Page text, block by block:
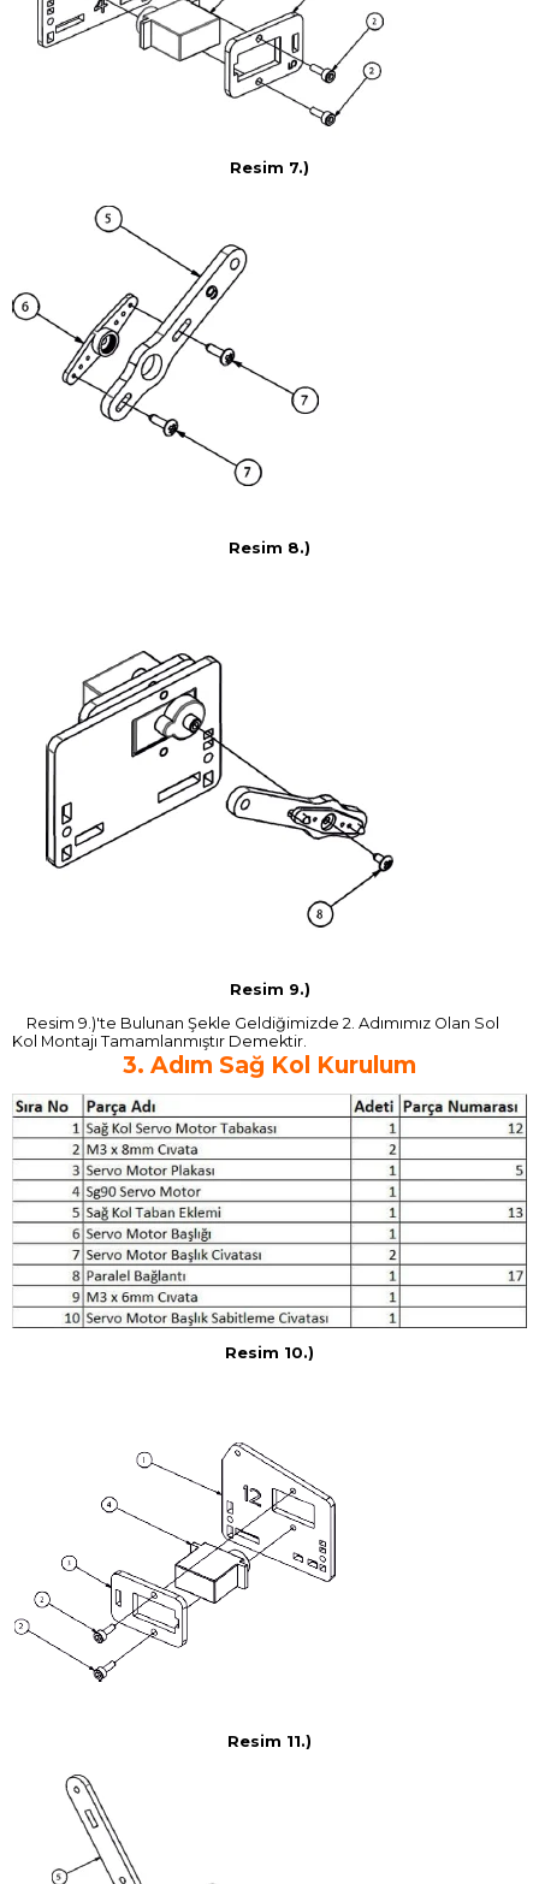
Resim 7.)
Resim 8.)
Resim 9.)
Resim 9.)'te Bulunan Şekle Geldiğimizde 2. Adımımız Olan Sol
Kol Montajı Tamamlanmıştır Demektir.
3. Adım Sağ Kol Kurulum
Resim 10.)
Resim 11.)